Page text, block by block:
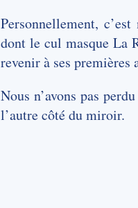
Personnellement,
dont le cul masque La
revenir à ses premières
Nous n’avons pas
l’autre côté du miroir.